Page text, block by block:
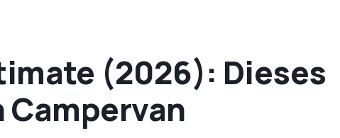
(2026): Dieses
Campervan